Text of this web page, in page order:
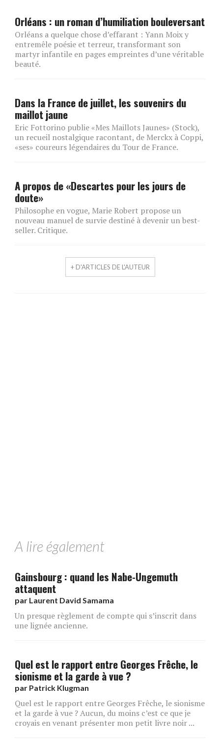
Orléans : un roman d’humiliation bouleversant
Orléans a quelque chose d’effarant : Yann Moix y
entremêle poésie et terreur, transformant son
martyr infantile en pages empreintes d’une véritable
beauté.
Dans la France de juillet, les souvenirs du
maillot jaune
Eric Fottorino publie «Mes Maillots Jaunes» (Stock),
un recueil nostalgique racontant, de Merckx à Coppi,
«ses» coureurs légendaires du Tour de France.
A propos de «Descartes pour les jours de
doute»
Philosophe en vogue, Marie Robert propose un
nouveau manuel de survie destiné à devenir un best-
seller. Critique.
+ D'ARTICLES DE L'AUTEUR
A lire également
Gainsbourg : quand les Nabe-Ungemuth
attaquent
par Laurent David Samama
Un presque règlement de compte qui s’inscrit dans
une lignée ancienne.
Quel est le rapport entre Georges Frêche, le
sionisme et la garde à vue ?
par Patrick Klugman
Quel est le rapport entre Georges Frêche, le sionisme
et la garde à vue ? Aucun, du moins c’est ce que je
croyais en venant présenter mon petit livre noir ...